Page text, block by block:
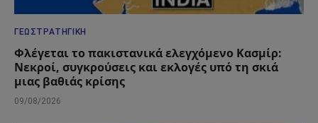
ΓΕΩΣΤΡΑΤΗΓΙΚΉ
Φλέγεται το πακιστανικά ελεγχόμενο Κασμίρ:
Νεκροί, συγκρούσεις και εκλογές υπό τη σκιά
μιας βαθιάς κρίσης
09/08/2026